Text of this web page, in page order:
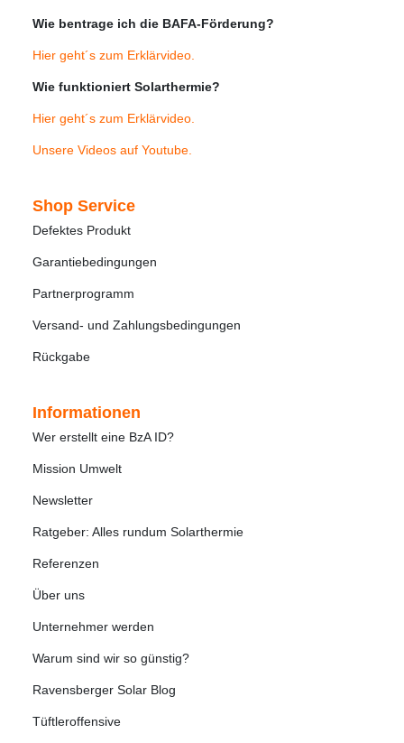
Wie bentrage ich die BAFA-Förderung?
Hier geht´s zum Erklärvideo
Wie funktioniert Solarthermie?
Hier geht´s zum Erklärvideo
Unsere Videos auf Youtube
Shop Service
Defektes Produkt
Garantiebedingungen
Partnerprogramm
Versand- und Zahlungsbedingungen
Rückgabe
Informationen
Wer erstellt eine BzA ID?
Mission Umwelt
Newsletter
Ratgeber: Alles rundum Solarthermie
Referenzen
Über uns
Unternehmer werden
Warum sind wir so günstig?
Ravensberger Solar Blog
Tüftleroffensive